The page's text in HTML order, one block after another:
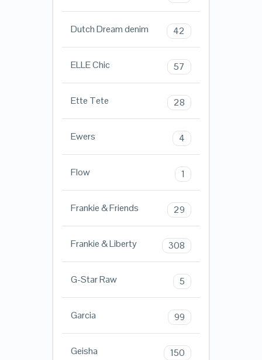
Dutch Dream denim 42
ELLE Chic 57
Ette Tete 28
Ewers 4
Flow 1
Frankie & Friends 29
Frankie & Liberty 308
G-Star Raw 5
Garcia 99
Geisha 150